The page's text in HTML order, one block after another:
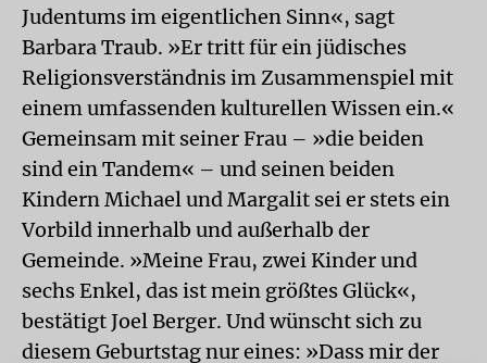
Judentums im eigentlichen Sinn«, sagt
Barbara Traub. »Er tritt für ein jüdisches
Religionsverständnis im Zusammenspiel mit
einem umfassenden kulturellen Wissen ein.«
Gemeinsam mit seiner Frau – »die beiden
sind ein Tandem« – und seinen beiden
Kindern Michael und Margalit sei er stets ein
Vorbild innerhalb und außerhalb der
Gemeinde. »Meine Frau, zwei Kinder und
sechs Enkel, das ist mein größtes Glück«,
bestätigt Joel Berger. Und wünscht sich zu
diesem Geburtstag nur eines: »Dass mir der